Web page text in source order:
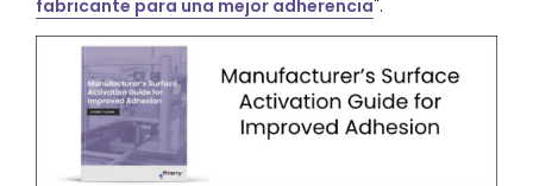
fabricante para una mejor adherencia".